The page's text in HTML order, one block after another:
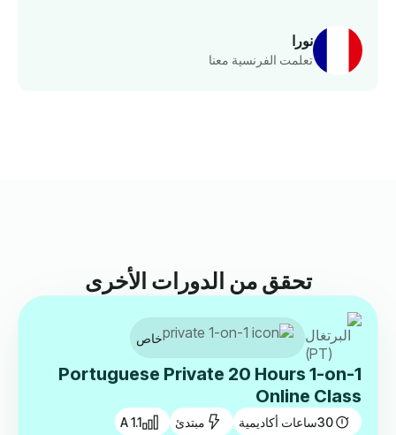
نورا
تعلمت الفرنسية معنا
تحقق من الدورات الأخرى
خاص
Portuguese Private 20 Hours 1-on-1
Online Class
30ساعات أكاديمية مبتدئ A 1.1